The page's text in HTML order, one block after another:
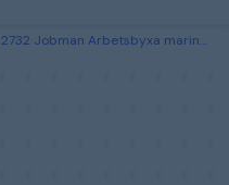
2732 Jobman Arbetsbyxa marinblå/svart Marinblå/Svart